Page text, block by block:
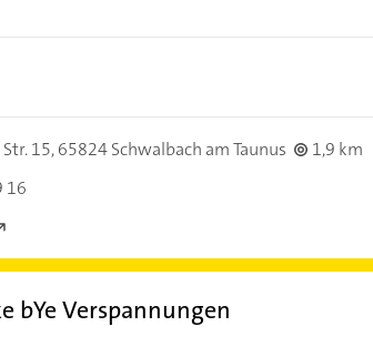
15,65824 Schwalbach am Taunus
1,9 km
16
bYe Verspannungen